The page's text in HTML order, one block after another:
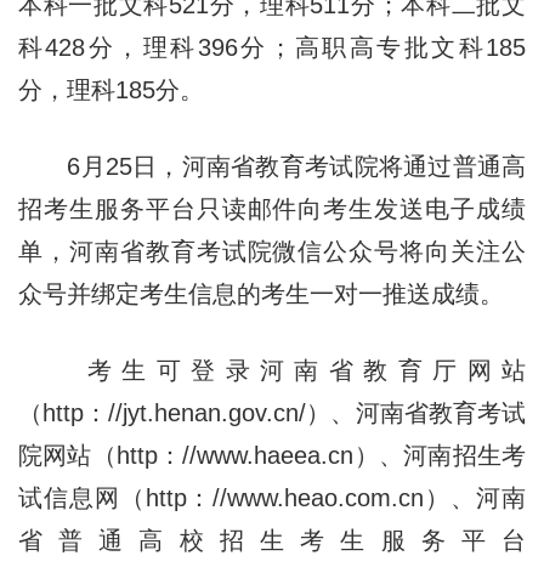
科428分，理科396分；高职高专批文科185
分，理科185分。
6月25日，河南省教育考试院将通过普通高
招考生服务平台只读邮件向考生发送电子成绩
单，河南省教育考试院微信公众号将向关注公
众号并绑定考生信息的考生一对一推送成绩。
考生可登录河南省教育厅网站
（http：//jyt.henan.gov.cn/）、河南省教育考试
院网站（http：//www.haeea.cn）、河南招生考
试信息网（http：//www.heao.com.cn）、河南
省普通高校招生考生服务平台